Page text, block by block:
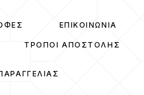
ΕΠΙΚΟΙΝΩΝΊΑ
ΤΡΌΠΟΙ ΑΠΟΣΤΟΛΉΣ